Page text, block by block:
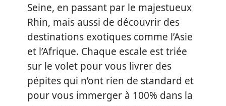
Seine, en passant par le majestueux
Rhin, mais aussi de découvrir des
destinations exotiques comme l’Asie
et l’Afrique. Chaque escale est triée
sur le volet pour vous livrer des
pépites qui n’ont rien de standard et
pour vous immerger à 100% dans la